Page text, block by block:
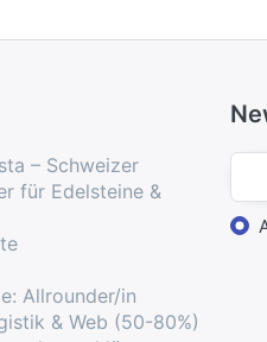
– Schweizer
für Edelsteine &
Allrounder/in
& Web (50-80%)